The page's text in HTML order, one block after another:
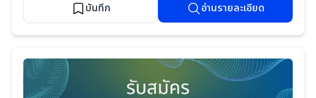
บันทึก อ่านรายละเอียด